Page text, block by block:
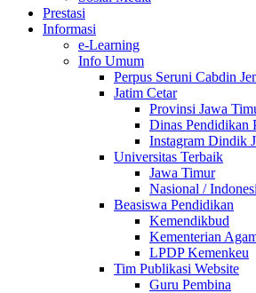
Prestasi
Informasi
e-Learning
Info Umum
Perpus Seruni Cabdin
Jatim Cetar
Provinsi Jawa
Dinas Pendidikan
Instagram Dindik
Universitas Terbaik
Jawa Timur
Nasional /
Beasiswa Pendidikan
Kemendikbud
Kementerian
LPDP Kemenkeu
Tim Publikasi Website
Guru Pembina